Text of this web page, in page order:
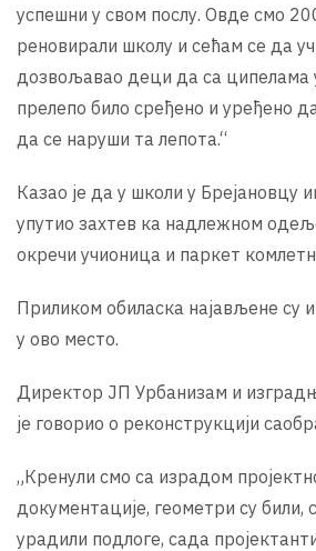
успешни у свом послу. Овде смо
реновирали школу и сећам се да
дозвољавао деци да са ципелама
прелепо било сређено и уређено
да се наруши та лепота.“
Казао је да у школи у Брејановцу
упутио захтев ка надлежном
окречи учионица и паркет
Приликом обиласка најављене су
у ово место.
Директор ЈП Урбанизам и
је говорио о реконструкцији
„Кренули смо са израдом
документације, геометри су били,
урадили подлоге, сада